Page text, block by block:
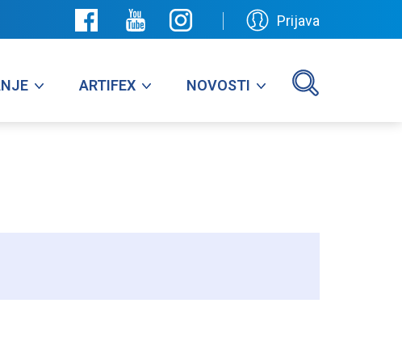
Prijava
ARTIFEX NOVOSTI